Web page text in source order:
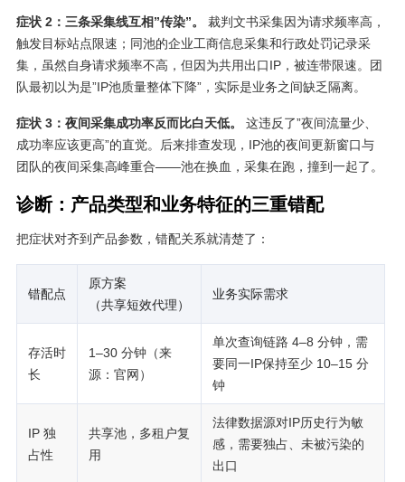
症状 2：三条采集线互相”传染”。
裁判文书采集因为请求频率高，
触发目标站点限速；同池的企业工商信息采集和行政处罚记录采
集，虽然自身请求频率不高，但因为共用出口IP，被连带限速。团
队最初以为是”IP池质量整体下降”，实际是业务之间缺乏隔离。
症状 3：夜间采集成功率反而比白天低。
这违反了”夜间流量少、
成功率应该更高”的直觉。后来排查发现，IP池的夜间更新窗口与
团队的夜间采集高峰重合——池在换血，采集在跑，撞到一起了。
诊断：产品类型和业务特征的三重错配
把症状对齐到产品参数，错配关系就清楚了：
错配点
原方案
（共享短效代理）
业务实际需求
存活时
长
1–30 分钟（来
源：官网）
单次查询链路 4–8 分钟，需
要同一IP保持至少 10–15 分
钟
IP 独
占性
共享池，多租户复
用
法律数据源对IP历史行为敏
感，需要独占、未被污染的
出口